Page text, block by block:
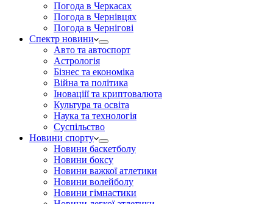
Погода в Черкасах
Погода в Чернівцях
Погода в Чернігові
Спектр новини
Авто та автоспорт
Астрологія
Бізнес та економіка
Війна та політика
Іноваціії та криптовалюта
Культура та освіта
Наука та технологія
Суспільство
Новини спорту
Новини баскетболу
Новини боксу
Новини важкої атлетики
Новини волейболу
Новини гімнастики